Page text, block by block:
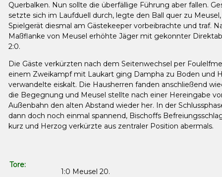
Querbalken. Nun sollte die überfällige Führung aber fallen.
setzte sich im Laufduell durch, legte den Ball quer zu
Spielgerät diesmal am Gästekeeper vorbeibrachte und traf.
Maßflanke von Meusel erhöhte Jäger mit gekonnter
2:0.
Die Gäste verkürzten nach dem Seitenwechsel per
einem Zweikampf mit Laukart ging Dampha zu Boden und
verwandelte eiskalt. Die Hausherren fanden anschließend
die Begegnung und Meusel stellte nach einer Hereingabe
Außenbahn den alten Abstand wieder her. In der
dann doch noch einmal spannend, Bischoffs
kurz und Herzog verkürzte aus zentraler Position abermals.
Tore:
1:0 Meusel 20.